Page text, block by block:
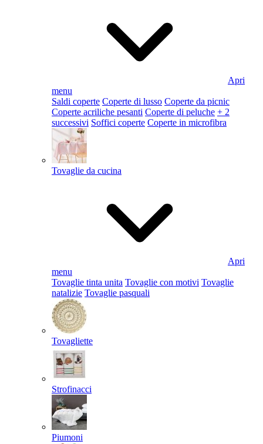
Apri
menu
Saldi coperte Coperte di lusso Coperte da picnic
Coperte acriliche pesanti Coperte di peluche + 2
successivi Soffici coperte Coperte in microfibra
Tovaglie da cucina
Apri
menu
Tovaglie tinta unita Tovaglie con motivi Tovaglie
natalizie Tovaglie pasquali
Tovagliette
Strofinacci
Piumoni